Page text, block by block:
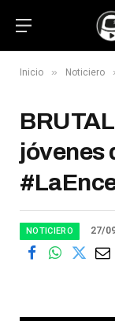
Inicio » Noticiero
jóvenes
NOTICIERO 27/